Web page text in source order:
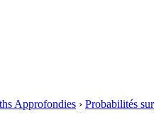
Approfondies › Probabilités sur